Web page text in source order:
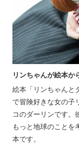
リンちゃんが絵本か
絵本「リンちゃんと
で冒険好きな女の子
コのダーリンです。
もっと地球のことを
本です。